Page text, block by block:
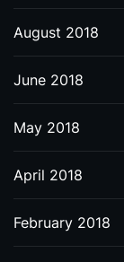
August 2018
June 2018
May 2018
April 2018
February 2018